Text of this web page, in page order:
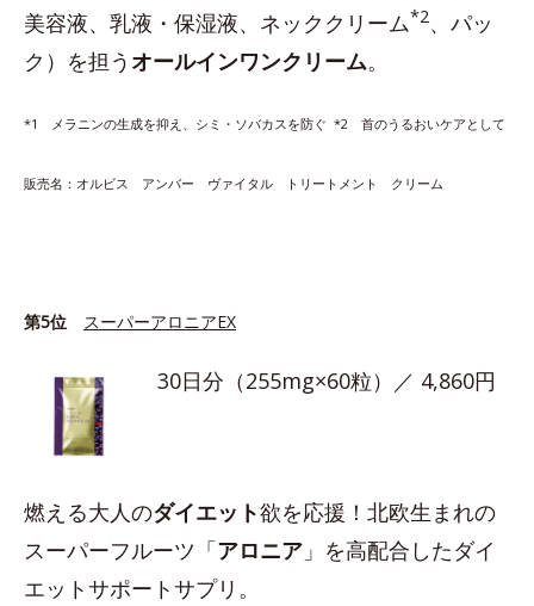
美容液、乳液・保湿液、ネッククリーム*2、パッ
ク）を担う オールインワンクリーム。
*1 メラニンの生成を抑え、シミ・ソバカスを防ぐ *2 首のうるおいケアとして
販売名：オルビス アンバー ヴァイタル トリートメント クリーム
第5位 スーパーアロニアEX
30日分（255mg×60粒）／ 4,860円
燃える大人のダイエット欲を応援！北欧生まれの
スーパーフルーツ「アロニア 」を高配合したダイ
エットサポートサプリ。